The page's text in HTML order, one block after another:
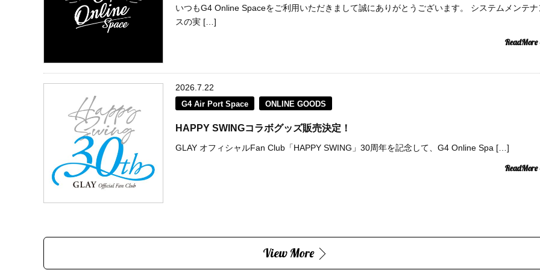
いつもG4 Online Spaceをご利用いただきまして誠にありがとうございます。 システムメンテナ
スの実 […]
ReadMore
2026.7.22
G4 Air Port Space ONLINE GOODS
HAPPY SWINGコラボグッズ販売決定！
GLAY オフィシャルFan Club「HAPPY SWING」30周年を記念して、G4 Online Spa […]
ReadMore
View More